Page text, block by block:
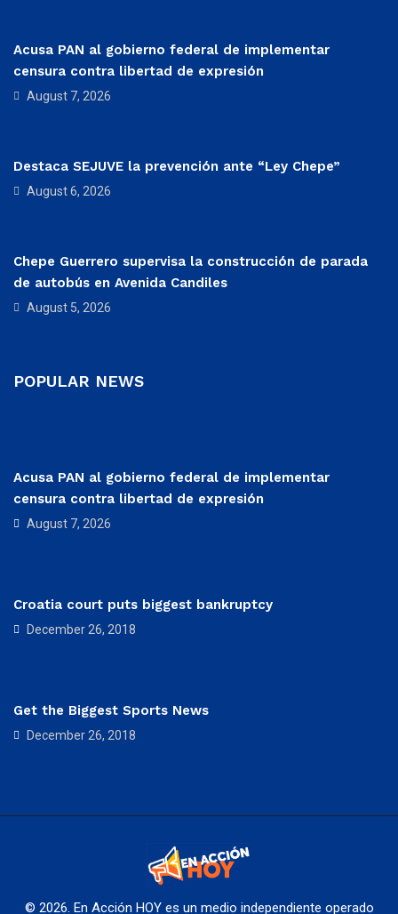
Acusa PAN al gobierno federal de implementar
censura contra libertad de expresión
August 7, 2026
Destaca SEJUVE la prevención ante “Ley Chepe”
August 6, 2026
Chepe Guerrero supervisa la construcción de parada
de autobús en Avenida Candiles
August 5, 2026
POPULAR NEWS
Acusa PAN al gobierno federal de implementar
censura contra libertad de expresión
August 7, 2026
Croatia court puts biggest bankruptcy
December 26, 2018
Get the Biggest Sports News
December 26, 2018
© 2026. En Acción HOY es un medio independiente operado